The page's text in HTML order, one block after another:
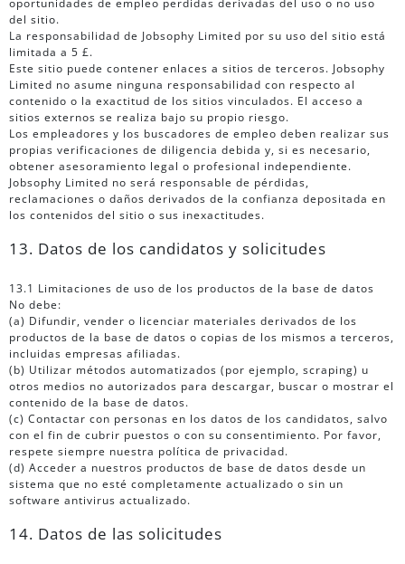
del sitio.
La responsabilidad de Jobsophy Limited por su uso del sitio está
limitada a 5 £.
Este sitio puede contener enlaces a sitios de terceros. Jobsophy
Limited no asume ninguna responsabilidad con respecto al
contenido o la exactitud de los sitios vinculados. El acceso a
sitios externos se realiza bajo su propio riesgo.
Los empleadores y los buscadores de empleo deben realizar sus
propias verificaciones de diligencia debida y, si es necesario,
obtener asesoramiento legal o profesional independiente.
Jobsophy Limited no será responsable de pérdidas,
reclamaciones o daños derivados de la confianza depositada en
los contenidos del sitio o sus inexactitudes.
13. Datos de los candidatos y solicitudes
13.1 Limitaciones de uso de los productos de la base de datos
No debe:
(a) Difundir, vender o licenciar materiales derivados de los
productos de la base de datos o copias de los mismos a terceros,
incluidas empresas afiliadas.
(b) Utilizar métodos automatizados (por ejemplo, scraping) u
otros medios no autorizados para descargar, buscar o mostrar el
contenido de la base de datos.
(c) Contactar con personas en los datos de los candidatos, salvo
con el fin de cubrir puestos o con su consentimiento. Por favor,
respete siempre nuestra política de privacidad.
(d) Acceder a nuestros productos de base de datos desde un
sistema que no esté completamente actualizado o sin un
software antivirus actualizado.
14. Datos de las solicitudes